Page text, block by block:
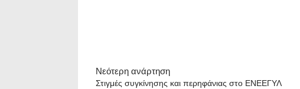
Νεότερη ανάρτηση
Στιγμές συγκίνησης και περηφάνιας στο ΕΝΕΕΓΥΛ